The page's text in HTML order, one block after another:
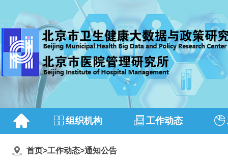
组织机构 工作动态
首页>工作动态>通知公告